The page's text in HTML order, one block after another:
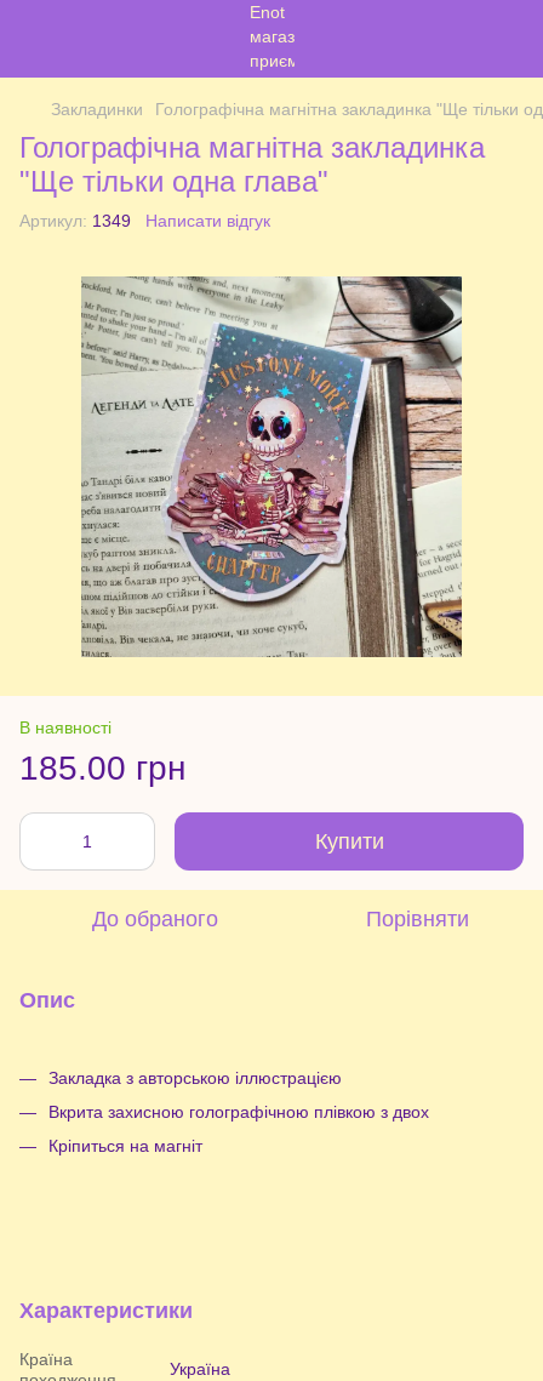
Закладинки Голографічна магнітна закладинка "Ще тільки
Голографічна магнітна закладинка
"Ще тільки одна глава"
Артикул: 1349 Написати відгук
В наявності
185.00 грн
Купити
До обраного Порівняти
Опис
Закладка з авторською іллюстрацією
Вкрита захисною голографічною плівкою з двох
Кріпиться на магніт
Характеристики
Країна
Україна